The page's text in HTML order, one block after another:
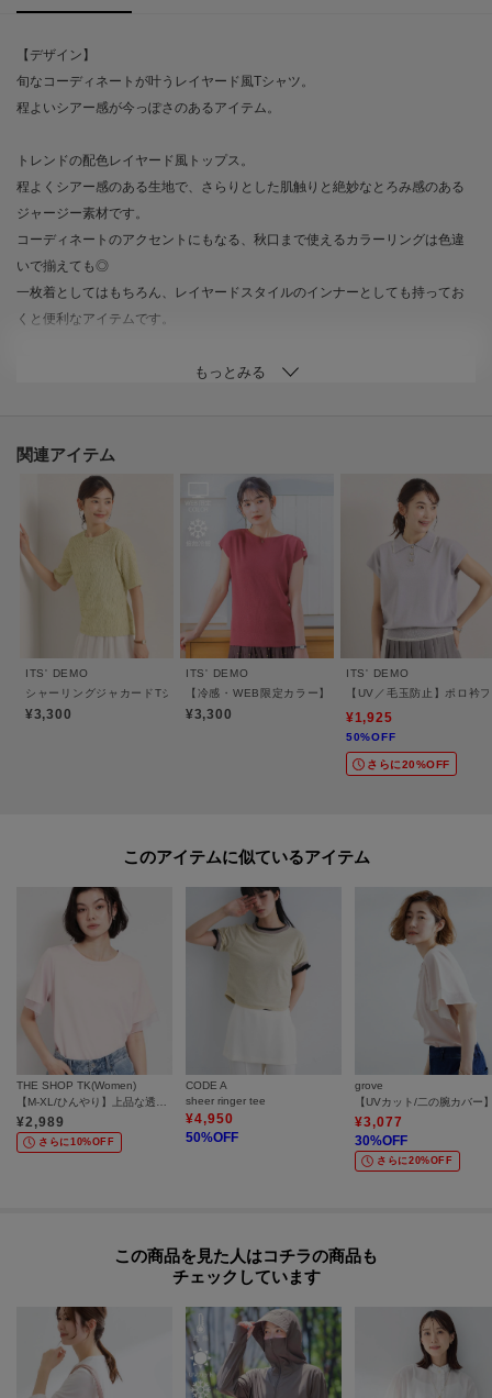
【デザイン】
旬なコーディネートが叶うレイヤード風Tシャツ。
程よいシアー感が今っぽさのあるアイテム。
トレンドの配色レイヤード風トップス。
程よくシアー感のある生地で、さらりとした肌触りと絶妙なとろみ感のある
ジャージー素材です。
コーディネートのアクセントにもなる、秋口まで使えるカラーリングは色違
いで揃えても◎
一枚着としてはもちろん、レイヤードスタイルのインナーとしても持ってお
くと便利なアイテムです。
※照明の関係により、実際よりも色味が違って見える場合があります。ま
た、パソコン・スマートフォンなどの環境により、若干製品と画像のカラー
が異なる場合もございます。
----------------------------------------
★お気に入り登録がおすすめ★
▽気になる商品はハートマークをクリック！
・新商品やお得な情報をいち早くお知らせ
----------------------------------------
モデル情報：身長164cm B80 W60 H84 着用サイズ：00（フリーサイズ）
関連アイテム
ITS' DEMO
シャーリングジャカードTシャツ
¥3,300
ITS' DEMO
【冷感・WEB限定カラー】ボタン付きフレンチスリーブ
¥3,300
ITS' DEMO
【UV／毛玉防止】ポロ衿
¥1,925
50%OFF
さらに20%OFF
このアイテムに似ているアイテム
THE SHOP TK(Women)
¥2,989
さらに10%OFF
CODE A
sheer ringer tee
¥4,950
50%OFF
grove
¥3,077
30%OFF
さらに20%OFF
この商品を見た人はコチラの商品も
チェックしています